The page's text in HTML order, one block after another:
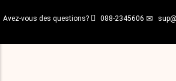
au
principal
Avez-vous des questions? 088-2345606